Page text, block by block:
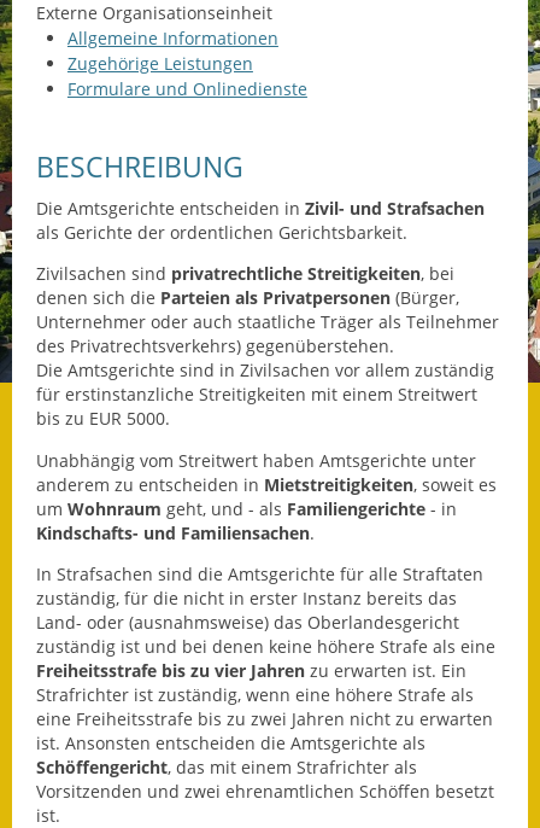
Barrierefreiheit
Coronavirus
Datenschutz im
Steueramt
Gebärdensprache
Geschichte und
Gegenwart
Wagner-Werkstatt
Informationsbroschüre
Lärmaktionsplan
Leichte Sprache
Infos in Leichter Sprache
Mitteilungsblatt
Externe Organisationseinheit
Allgemeine Informationen
Zugehörige Leistungen
Formulare und Onlinedienste
BESCHREIBUNG
Die Amtsgerichte entscheiden in Zivil- und Strafsachen
als Gerichte der ordentlichen Gerichtsbarkeit.
Zivilsachen sind privatrechtliche Streitigkeiten, bei
denen sich die Parteien als Privatpersonen (Bürger,
Unternehmer oder auch staatliche Träger als Teilnehmer
des Privatrechtsverkehrs) gegenüberstehen.
Die Amtsgerichte sind in Zivilsachen vor allem zuständig
für erstinstanzliche Streitigkeiten mit einem Streitwert
bis zu EUR 5000.
Unabhängig vom Streitwert haben Amtsgerichte unter
anderem zu entscheiden in Mietstreitigkeiten, soweit es
um Wohnraum geht, und - als Familiengerichte - in
Kindschafts- und Familiensachen.
In Strafsachen sind die Amtsgerichte für alle Straftaten
zuständig, für die nicht in erster Instanz bereits das
Land- oder (ausnahmsweise) das Oberlandesgericht
zuständig ist und bei denen keine höhere Strafe als eine
Freiheitsstrafe bis zu vier Jahren zu erwarten ist. Ein
Strafrichter ist zuständig, wenn eine höhere Strafe als
eine Freiheitsstrafe bis zu zwei Jahren nicht zu erwarten
ist. Ansonsten entscheiden die Amtsgerichte als
Schöffengericht, das mit einem Strafrichter als
Vorsitzenden und zwei ehrenamtlichen Schöffen besetzt
ist.